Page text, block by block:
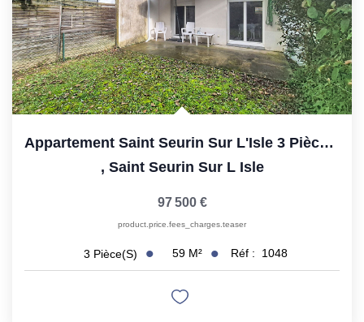
Appartement Saint Seurin Sur L'Isle 3 Pièces 59 M² Avec...
, Saint Seurin Sur L Isle
97 500 €
product.price.fees_charges.teaser
3 Pièce(s) 59 M² Réf : 1048